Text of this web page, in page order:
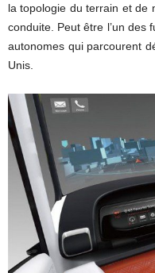
la topologie du terrain et de
conduite. Peut être l’un des
autonomes qui parcourent
Unis.